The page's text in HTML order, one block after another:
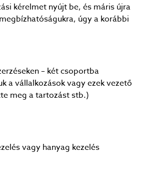
kérelmet nyújt be, és máris újra
úgy a korábbi
– két csoportba
a vállalkozások vagy ezek vezető
meg a tartozást stb.)
vagy hanyag kezelés